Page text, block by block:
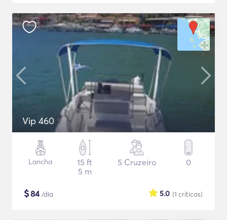
Vip 460
Lancha
15 ft
5 m
5 Cruzeiro 0
$84/dia (1 críticas)
5.0